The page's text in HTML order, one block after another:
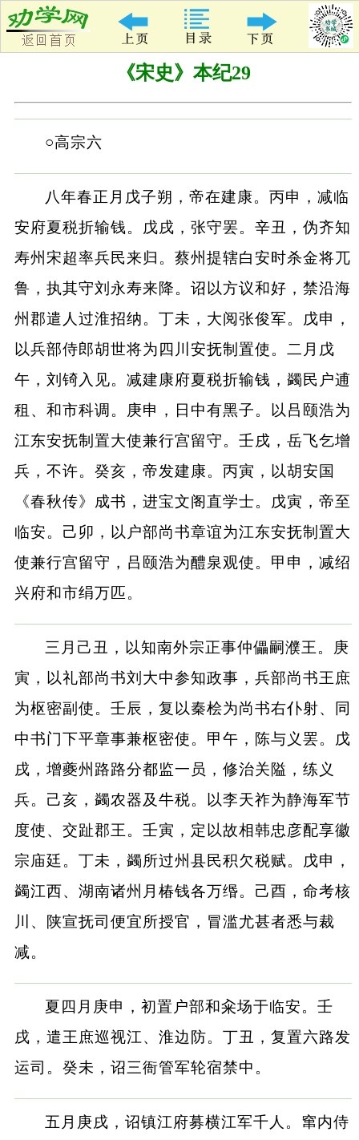
《宋史》本纪29
○高宗六
八年春正月戊子朔，帝在建康。丙申，减临
安府夏税折输钱。戊戌，张守罢。辛丑，伪齐知
寿州宋超率兵民来归。蔡州提辖白安时杀金将兀
鲁，执其守刘永寿来降。诏以方议和好，禁沿海
州郡遣人过淮招纳。丁未，大阅张俊军。戊申，
以兵部侍郎胡世将为四川安抚制置使。二月戊
午，刘锜入见。减建康府夏税折输钱，蠲民户逋
租、和市科调。庚申，日中有黑子。以吕颐浩为
江东安抚制置大使兼行宫留守。壬戌，岳飞乞增
兵，不许。癸亥，帝发建康。丙寅，以胡安国
《春秋传》成书，进宝文阁直学士。戊寅，帝至
临安。己卯，以户部尚书章谊为江东安抚制置大
使兼行宫留守，吕颐浩为醴泉观使。甲申，减绍
兴府和市绢万匹。
三月己丑，以知南外宗正事仲儡嗣濮王。庚
寅，以礼部尚书刘大中参知政事，兵部尚书王庶
为枢密副使。壬辰，复以秦桧为尚书右仆射、同
中书门下平章事兼枢密使。甲午，陈与义罢。戊
戌，增夔州路路分都监一员，修治关隘，练义
兵。己亥，蠲农器及牛税。以李天祚为静海军节
度使、交趾郡王。壬寅，定以故相韩忠彦配享徽
宗庙廷。丁未，蠲所过州县民积欠税赋。戊申，
蠲江西、湖南诸州月椿钱各万缗。己酉，命考核
川、陕宣抚司便宜所授官，冒滥尤甚者悉与裁
减。
夏四月庚申，初置户部和籴场于临安。壬
戌，遣王庶巡视江、淮边防。丁丑，复置六路发
运司。癸未，诏三衙管军轮宿禁中。
五月庚戌，诏镇江府募横江军千人。窜内侍